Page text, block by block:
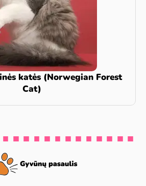
katės (Norwegian Forest
Cat)